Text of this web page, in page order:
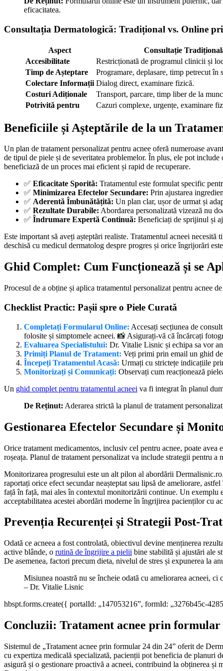
eficacitatea.
Consultația Dermatologică: Tradițional vs. Online
Aspect
Consultație
Accesibilitate
Restricționată de programul clinicii și
Timp de Așteptare
Programare, deplasare, timp petrecut în
Colectare Informații Dialog direct, examinare fizică.
Costuri Adiționale
Transport, parcare, timp liber de la
Potrivită pentru
Cazuri complexe, urgențe, examinare
Beneficiile și Așteptările de la un
Un plan de tratament personalizat pentru acnee oferă numeroase
de tipul de piele și de severitatea problemelor. În plus, ele pot
beneficiază de un proces mai eficient și rapid de recuperare.
✅ Eficacitate Sporită: Tratamentul este formulat specific
✅ Minimizarea Efectelor Secundare: Prin ajustarea
✅ Aderentă Îmbunătățită: Un plan clar, ușor de urmat și
✅ Rezultate Durabile: Abordarea personalizată vizează nu
✅ Îndrumare Expertă Continuă: Beneficiați de sprijinul și
Este important să aveți așteptări realiste. Tratamentul acneei
deschisă cu medicul dermatolog despre progres și orice îngrijorări
Ghid Complet: Cum Funcționează și se
Procesul de a obține și aplica tratamentul personalizat pentru acnee
Checklist Practic: Pașii spre o Piele Curată
Completați Formularul Online: Accesați secțiunea de
folosite și simptomele acneei. 📸 Asigurați-vă că încărcați
Evaluarea Specialistului: Dr. Vitalie Lisnic și echipa sa vor
Primiți Planul de Tratament: Veți primi prin email un ghid
Începeți Tratamentul Acasă: Urmați cu strictețe indicațiile
Monitorizați și Comunicați: Observați cum reacționează
Un ghid complet pentru tratamentul acneei va fi integrat în planul
De Reținut: Aderarea strictă la planul de tratament
Gestionarea Efectelor Secundare și
Orice tratament medicamentos, inclusiv cel pentru acnee, poate
roșeața. Planul de tratament personalizat va include strategii pentru
Monitorizarea progresului este un alt pilon al abordării
raportați orice efect secundar neașteptat sau lipsă de ameliorare,
față în față, mai ales în contextul monitorizării continue. Un exemplu
acceptabilitatea acestei abordări moderne în îngrijirea pacienților cu
Prevenția Recurenței și Strategii Post-
Odată ce acneea a fost controlată, obiectivul devine menținerea
active blânde, o rutină de îngrijire a pielii bine stabilită și ajustări ale
De asemenea, factori precum dieta, nivelul de stres și expunerea la
Misiunea noastră nu se încheie odată cu ameliorarea acneei,
– Dr. Vitalie Lisnic
hbspt.forms.create({ portalId: „147053216”, formId: „3276b45c-
Concluzii: Tratament acnee prin
Sistemul de „Tratament acnee prin formular 24 din 24” oferit de
cu expertiza medicală specializată, pacienții pot beneficia de planuri
asigură și o gestionare proactivă a acneei, contribuind la obținerea și